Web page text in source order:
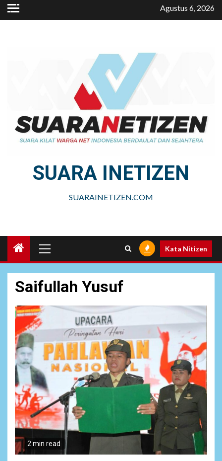
Skip
to
Agustus 6, 2026
SUARA INETIZEN
SUARAINETIZEN.COM
Menu
Kata Nitizen
Saifullah Yusuf
2 min read
6 NEWS
Pemprov Banten Diduga
Kelola Tenaga Ahli Fiktif,
Andra Soni Diminta
Ngomong